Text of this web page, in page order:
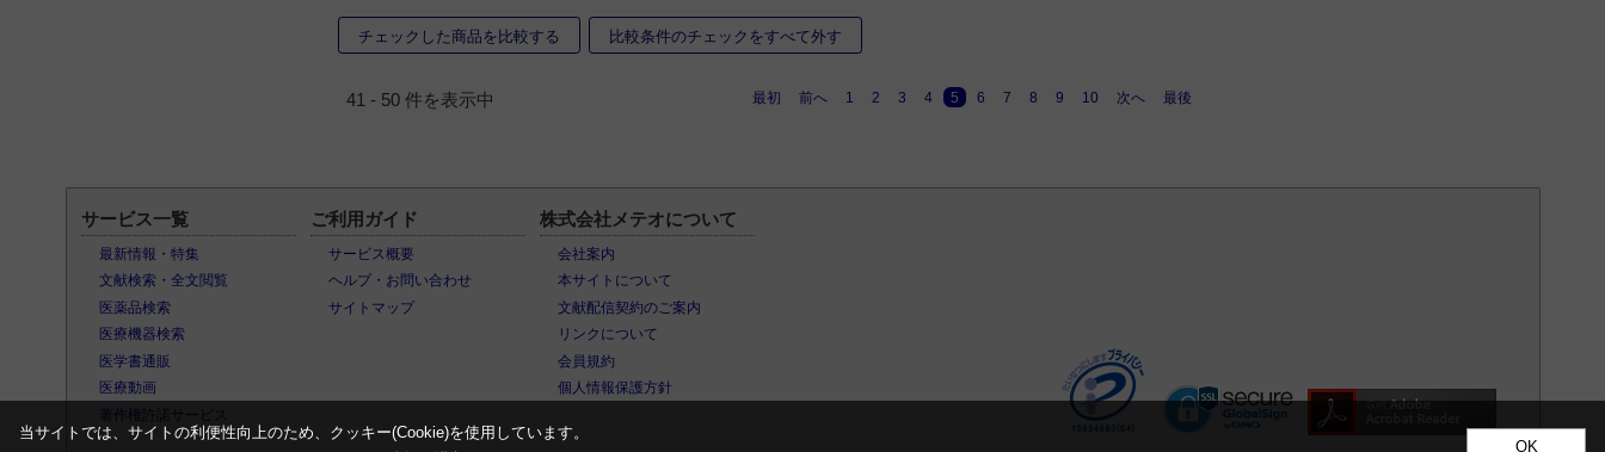
チェックした商品を比較する 比較条件のチェックをすべて外す
41 - 50 件を表示中 最初 前へ 1 2 3 4 5 6 7 8 9 10 次へ 最後
サービス一覧
最新情報・特集
文献検索・全文閲覧
医薬品検索
医療機器検索
医学書通販
医療動画
著作権許諾サービス
ご利用ガイド
サービス概要
ヘルプ・お問い合わせ
サイトマップ
株式会社メテオについて
会社案内
本サイトについて
文献配信契約のご案内
リンクについて
会員規約
個人情報保護方針
当サイトでは、サイトの利便性向上のため、クッキー(Cookie)を使用しています。
OK